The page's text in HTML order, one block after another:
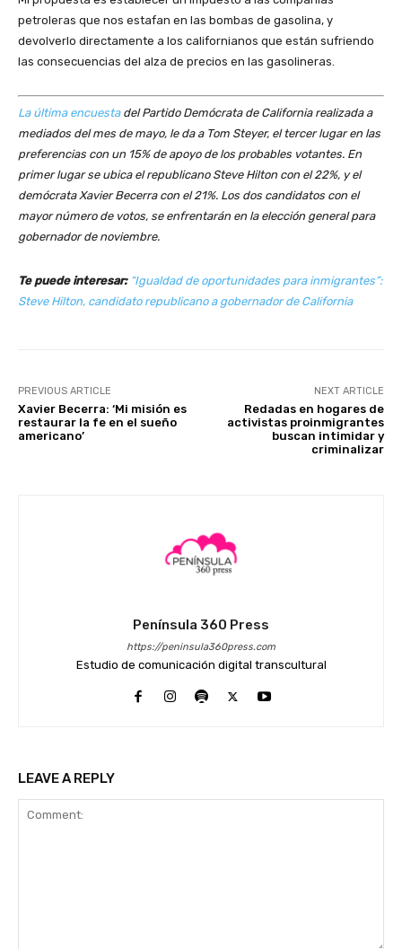
petroleras que nos estafan en las bombas de gasolina, y
devolverlo directamente a los californianos que están sufriendo
las consecuencias del alza de precios en las gasolineras.
La última encuesta del Partido Demócrata de California realizada a
mediados del mes de mayo, le da a Tom Steyer, el tercer lugar en las
preferencias con un 15% de apoyo de los probables votantes. En
primer lugar se ubica el republicano Steve Hilton con el 22%, y el
demócrata Xavier Becerra con el 21%. Los dos candidatos con el
mayor número de votos, se enfrentarán en la elección general para
gobernador de noviembre.
Te puede interesar: “Igualdad de oportunidades para inmigrantes”:
Steve Hilton, candidato republicano a gobernador de California
PREVIOUS ARTICLE
Xavier Becerra: ‘Mi misión es
restaurar la fe en el sueño
americano’
NEXT ARTICLE
Redadas en hogares de
activistas proinmigrantes
buscan intimidar y
criminalizar
Península 360 Press
https://peninsula360press.com
Estudio de comunicación digital transcultural
LEAVE A REPLY